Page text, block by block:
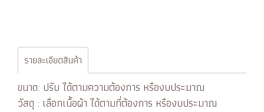
รายละเอียดสินค้า
ขนาด: ปรับ ได้ตามความต้องการ หรืองบประมาณ
วัสดุ : เลือกเนื้อผ้า ได้ตามที่ต้องการ หรืองบประมาณ